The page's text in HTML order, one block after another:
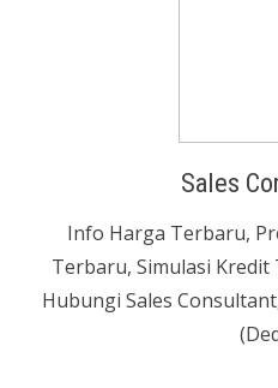
Sales
Info Harga Terbaru,
Terbaru, Simulasi
Hubungi Sales